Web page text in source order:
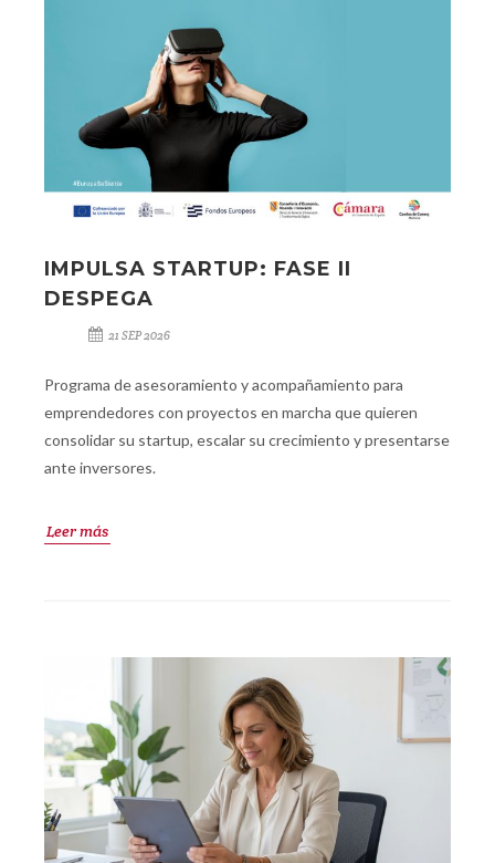
IMPULSA STARTUP: FASE II
DESPEGA
21 SEP 2026
Programa de asesoramiento y acompañamiento para
emprendedores con proyectos en marcha que quieren
consolidar su startup, escalar su crecimiento y presentarse
ante inversores.
Leer más